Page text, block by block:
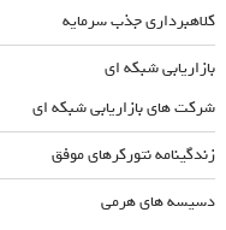
کلاهبرداری جذب سرمایه
بازاریابی شبکه ای
شرکت های بازاریابی شبکه ای
زندگینامه نتورکرهای موفق
دسیسه های هرمی